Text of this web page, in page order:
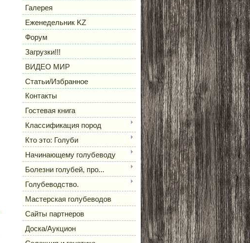
Галерея
Еженедельник KZ
Форум
Загрузки!!!
ВИДЕО МИР
Статьи/Избранное
Контакты
Гостевая книга
Классификация пород
Кто это: Голуби
Начинающему голубеводу
Болезни голубей, про...
Голубеводство.
Мастерская голубеводов
Сайты партнеров
Доска/Аукцион